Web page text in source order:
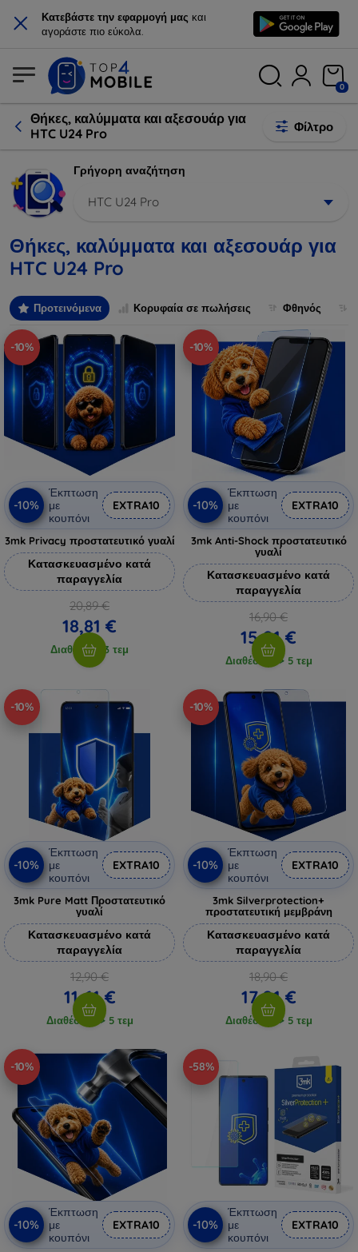
× Κατεβάστε την εφαρμογή μας και
αγοράστε πιο εύκολα.
0
Θήκες, καλύμματα και αξεσουάρ για
HTC U24 Pro
Φίλτρο
Γρήγορη αναζήτηση
HTC U24 Pro
Θήκες, καλύμματα και αξεσουάρ για
HTC U24 Pro
Προτεινόμενα Κορυφαία σε πωλήσεις Φθηνός
-10%
-10%
Έκπτωση
με
κουπόνι
EXTRA10
3mk Privacy προστατευτικό γυαλί
Κατασκευασμένο κατά
παραγγελία
20,89 €
18,81 €
Διαθέσιμο 3 τεμ
-10%
-10%
Έκπτωση
με
κουπόνι
EXTRA10
3mk Anti-Shock προστατευτικό
γυαλί
Κατασκευασμένο κατά
παραγγελία
16,90 €
15,21 €
Διαθέσιμο > 5 τεμ
-10%
-10%
Έκπτωση
με
κουπόνι
EXTRA10
3mk Pure Matt Προστατευτικό
γυαλί
Κατασκευασμένο κατά
παραγγελία
12,90 €
11,61 €
Διαθέσιμο > 5 τεμ
-10%
-10%
Έκπτωση
με
κουπόνι
EXTRA10
3mk Silverprotection+
προστατευτική μεμβράνη
Κατασκευασμένο κατά
παραγγελία
18,90 €
17,01 €
Διαθέσιμο > 5 τεμ
-10%
-10%
Έκπτωση
με
κουπόνι
EXTRA10
-58%
-10%
Έκπτωση
με
κουπόνι
EXTRA10